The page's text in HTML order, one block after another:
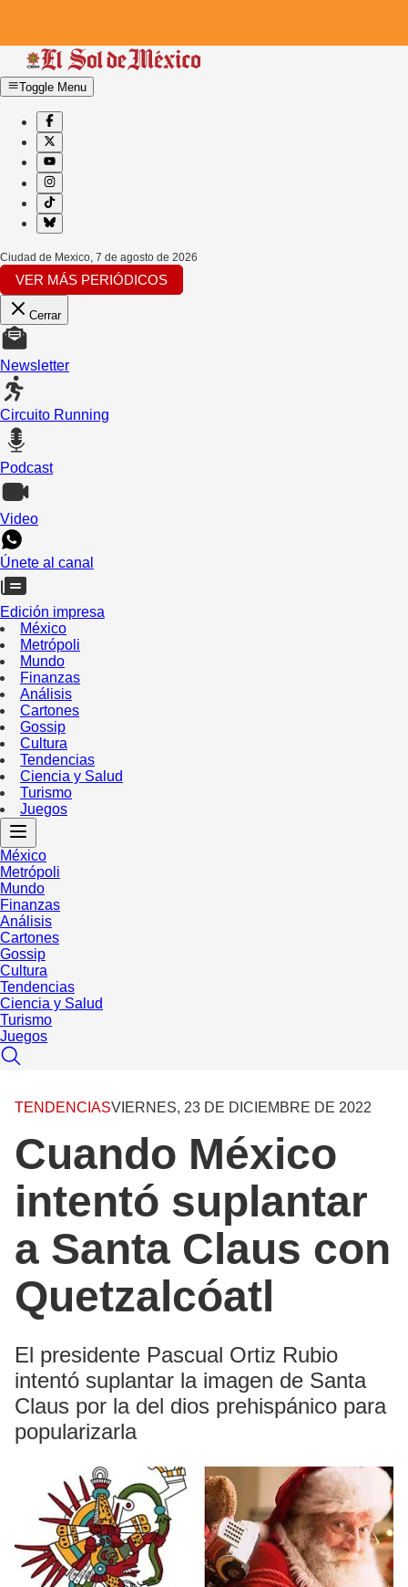
Toggle Menu
Ciudad de Mexico, 7 de agosto de 2026
VER MÁS PERIÓDICOS
Cerrar
Newsletter
Circuito Running
Podcast
Video
Únete al canal
Edición impresa
México
Metrópoli
Mundo
Finanzas
Análisis
Cartones
Gossip
Cultura
Tendencias
Ciencia y Salud
Turismo
Juegos
México
Metrópoli
Mundo
Finanzas
Análisis
Cartones
Gossip
Cultura
Tendencias
Ciencia y Salud
Turismo
Juegos
TENDENCIASVIERNES, 23 DE DICIEMBRE DE 2022
Cuando México
intentó suplantar
a Santa Claus con
Quetzalcóatl
El presidente Pascual Ortiz Rubio
intentó suplantar la imagen de Santa
Claus por la del dios prehispánico para
popularizarla